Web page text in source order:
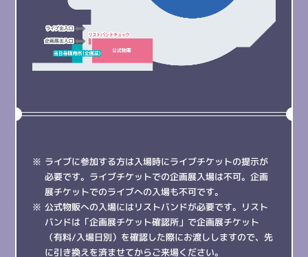
ライブに参加する方は入場時にライブチケットの提示が
必要です。ライブチケットでの企画展入場は不可。企画
展チケットでのライブへの入場も不可です。
公式物販への入場にはリストバンドが必要です。リスト
バンドは「企画展チケット確認所」で企画展チケット
（有料/入場日別）を確認した際にお渡ししますので、先
に引き換えを済ませてからご来場ください。